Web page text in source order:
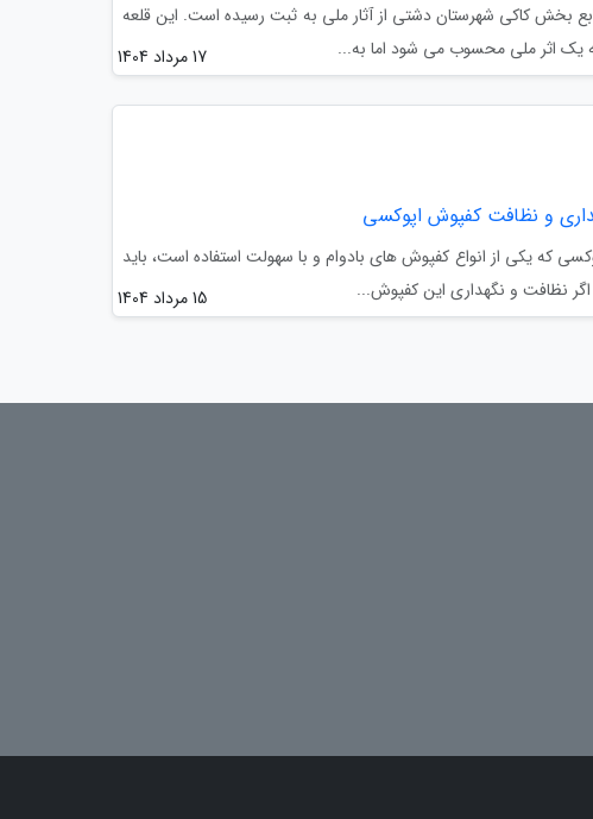
بخش کاکی شهرستان دشتی از آثار ملی به ثبت رسیده است. این قلعه
یک اثر ملی محسوب می شود اما به...
17 مرداد 1404
و نظافت کفپوش اپوکسی
که یکی از انواع کفپوش های بادوام و با سهولت استفاده است، باید
نظافت و نگهداری این کفپوش...
15 مرداد 1404